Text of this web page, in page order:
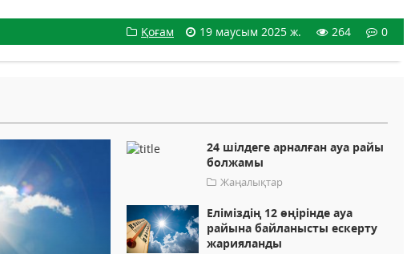
Қоғам 19 маусым 2025 ж. 264 0
24 шілдеге арналған ауа райы
болжамы
Жаңалықтар
Еліміздің 12 өңірінде ауа
райына байланысты ескерту
жарияланды